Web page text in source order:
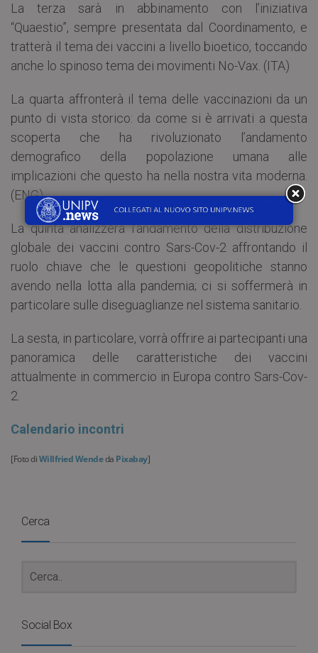
La terza sarà in abbinamento con l’iniziativa
“Quaestio”, sempre presentata dal Coordinamento, e
tratterà il tema dei vaccini a livello bioetico, toccando
anche lo spinoso tema dei movimenti No-Vax. (ITA)
La quarta affronterà il tema delle vaccinazioni da un
punto di vista storico: da come si è arrivati a questa
scoperta che ha rivoluzionato l’andamento
demografico della popolazione umana alle
implicazioni che questo ha nella nostra vita moderna.
(ENG)
La quinta analizzerà l’andamento della distribuzione
globale dei vaccini contro Sars-Cov-2 affrontando il
ruolo chiave che le questioni geopolitiche stanno
avendo nella lotta alla pandemia; ci si soffermerà in
particolare sulle diseguaglianze nel sistema sanitario.
La sesta, in particolare, vorrà offrire ai partecipanti una
panoramica delle caratteristiche dei vaccini
attualmente in commercio in Europa contro Sars-Cov-
2.
Calendario incontri
[Foto diWillfried Wendeda Pixabay]
Cerca
Social Box